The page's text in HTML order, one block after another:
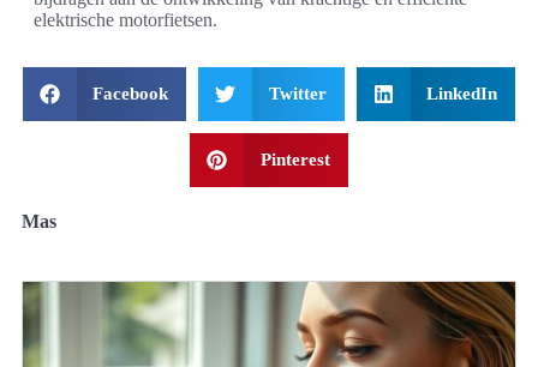
elektrische motorfietsen.
Facebook Twitter LinkedIn
Pinterest
Mas